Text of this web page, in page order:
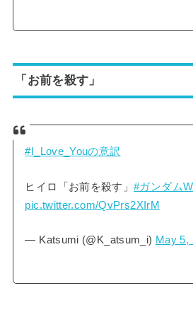
「お前を殺す」
#I_Love_Youの意訳
ヒイロ「お前を殺す」#ガンダムW
pic.twitter.com/QvPrs2XIrM
— Κatsumi (@K_atsum_i) May 5,